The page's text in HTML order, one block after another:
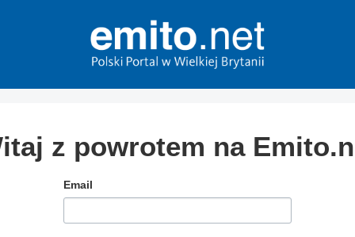
z powrotem na
Email